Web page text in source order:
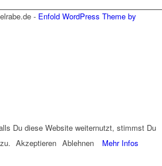
- Enfold WordPress Theme by
Du diese Website weiternutzt, stimmst Du
Akzeptieren Ablehnen Mehr Infos